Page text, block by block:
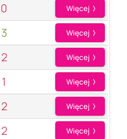
0 Więcej
3 Więcej
2 Więcej
1 Więcej
2 Więcej
2 Więcej